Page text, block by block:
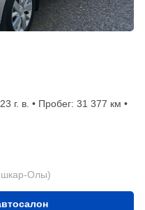
г. в. • Пробег: 31 377 км •
Олы)